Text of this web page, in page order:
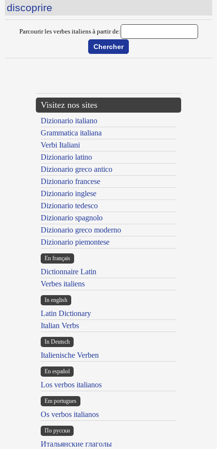
discoprire
Parcourir les verbes italiens à partir de:
Visitez nos sites
Dizionario italiano
Grammatica italiana
Verbi Italiani
Dizionario latino
Dizionario greco antico
Dizionario francese
Dizionario inglese
Dizionario tedesco
Dizionario spagnolo
Dizionario greco moderno
Dizionario piemontese
En français
Dictionnaire Latin
Verbes italiens
In english
Latin Dictionary
Italian Verbs
In Deutsch
Italienische Verben
En español
Los verbos italianos
Em portugues
Os verbos italianos
По русски
Итальянские глаголы